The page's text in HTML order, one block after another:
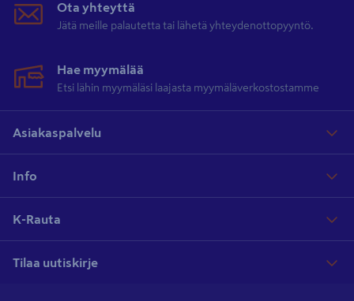
Ota yhteyttä
Jätä meille palautetta tai lähetä yhteydenottopyyntö.
Hae myymälää
Etsi lähin myymäläsi laajasta myymäläverkostostamme
Asiakaspalvelu
Info
K-Rauta
Tilaa uutiskirje